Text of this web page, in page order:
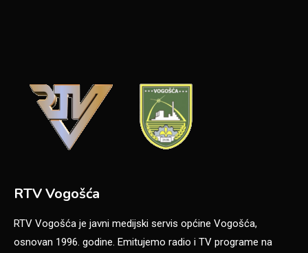
RTV Vogošća
RTV Vogošća je javni medijski servis općine Vogošća,
osnovan 1996. godine. Emitujemo radio i TV programe na